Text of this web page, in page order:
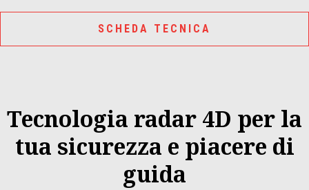
SCHEDA TECNICA
Tecnologia radar 4D per la
tua sicurezza e piacere di
guida